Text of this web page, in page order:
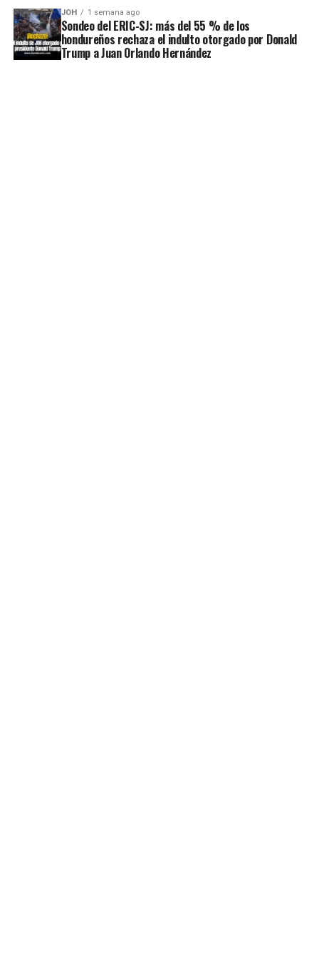
JOH 1 semana ago
Sondeo del ERIC-SJ: más del 55 % de los
hondureños rechaza el indulto otorgado por Donald
Trump a Juan Orlando Hernández